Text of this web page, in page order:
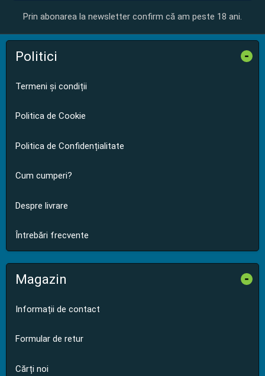
Prin abonarea la newsletter confirm că am peste 18 ani.
Politici -
Termeni și condiții
Politica de Cookie
Politica de Confidențialitate
Cum cumperi?
Despre livrare
Întrebări frecvente
Magazin -
Informații de contact
Formular de retur
Cărți noi